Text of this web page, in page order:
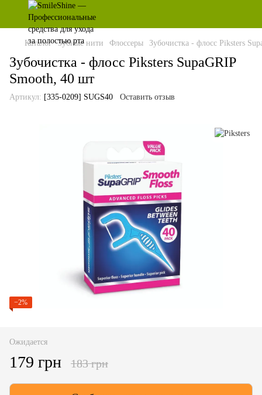
Каталог Зубные нити Флоссеры Зубочистка - флосс Piksters
Зубочистка - флосс Piksters SupaGRIP
Smooth, 40 шт
Артикул: [335-0209] SUGS40 Оставить отзыв
−2%
Ожидается
179 грн 183 грн